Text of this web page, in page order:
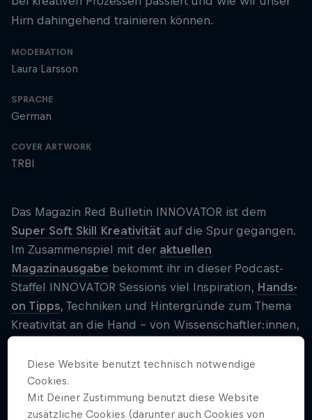
Hirn dahingehend trainieren können.
MODERATION
Laura Larsson
SPRACHE
German
COVER ARTWORK
TRBI
Das Magazin Red Bulletin INNOVATOR ist dem
Super Soft Skill Kreativität auf die Spur gegangen.
Im Zusammenspiel mit der aktuellen
Magazinausgabe bekommt ihr in dieser Podcast-
Staffel INNOVATOR Sessions viel Inspiration, Hands-
on Tipps, Techniken und Hintergründe zum Thema
Kreativität an die Hand – von Wissenschaftler:innen,
unserer Hostin Laura Larsson.
In der ersten von sechs Folgen zum Fokusthema
„Kreativität" spricht Laura Larsson mit Expert:innen
Diese Website benutzt technisch notwendige
Cookies.
Mit Deiner Zustimmung benutzt diese Website
zusätzliche Cookies (darunter auch Cookies von